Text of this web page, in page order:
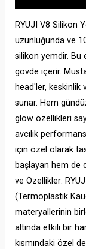
RYUJI V8 Silikon
uzunluğunda ve
silikon yemdir. Bu
gövde içerir.
head'ler, keskinlik
sunar. Hem
glow özellikleri
avcılık
için özel olarak
başlayan hem de
ve Özellikler:
(Termoplastik
materyallerinin
altında etkili bir
kısmındaki özel